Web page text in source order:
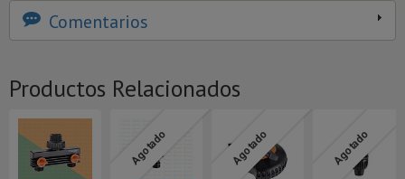
Comentarios
Productos Relacionados
Agotado Agotado Agotado